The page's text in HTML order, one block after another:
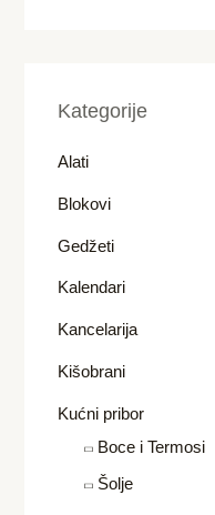
Kategorije
Alati
Blokovi
Gedžeti
Kalendari
Kancelarija
Kišobrani
Kućni pribor
Boce i Termosi
Šolje